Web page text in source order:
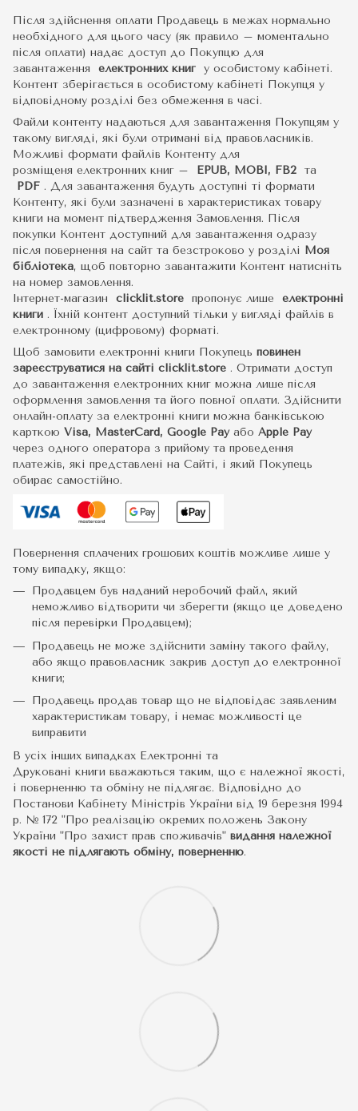
Після здійснення оплати Продавець в межах нормально
необхідного для цього часу (як правило – моментально
після оплати) надає доступ до Покупцю для
завантаження електронних книг у особистому кабінеті.
Контент зберігається в особистому кабінеті Покупця у
відповідному розділі без обмеження в часі.
Файли контенту надаються для завантаження Покупцям у
такому вигляді, які були отримані від правовласників.
Можливі формати файлів Контенту для
розміщеня електронних книг –
EPUB, MOBI, FB2 та
PDF . Для завантаження будуть доступні ті формати
Контенту, які були зазначені в характеристиках товару
книги на момент підтвердження Замовлення. Після
покупки Контент доступний для завантаження одразу
після повернення на сайт та безстроково у розділі Моя
бібліотека, щоб повторно завантажити Контент натисніть
на номер замовлення.
Інтернет-магазин clicklit.store пропонує лише електронні
книги . Їхній контент доступний тільки у вигляді файлів в
електронному (цифровому) форматі.
Щоб замовити електронні книги Покупець повинен
зареєструватися на сайті clicklit.store . Отримати доступ
до завантаження електронних книг можна лише після
оформлення замовлення та його повної оплати. Здійснити
онлайн-оплату за електронні книги можна банківською
карткою Visa, MasterCard, Google Pay або Apple Pay
через одного оператора з прийому та проведення
платежів, які представлені на Сайті, і який Покупець
обирає самостійно.
Повернення сплачених грошових коштів можливе лише у
тому випадку, якщо:
Продавцем був наданий неробочий файл, який
неможливо відтворити чи зберегти (якщо це доведено
після перевірки Продавцем);
Продавець не може здійснити заміну такого файлу,
або якщо правовласник закрив доступ до електронної
книги;
Продавець продав товар що не відповідає заявленим
характеристикам товару, і немає можливості це
виправити
В усіх інших випадках Електронні та
Друковані книги вважаються таким, що є належної якості,
і поверненню та обміну не підлягає. Відповідно до
Постанови Кабінету Міністрів України від 19 березня 1994
р. № 172 "Про реалізацію окремих положень Закону
України "Про захист прав споживачів" видання належної
якості не підлягають обміну, поверненню.